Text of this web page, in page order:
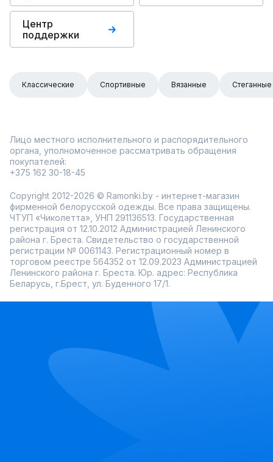
Центр
поддержки
Классические Спортивные Вязанные Стеганные
Лицо местного исполнительного и распорядительного
органа, уполномоченное рассматривать обращения
покупателей:
+375 162 30-18-45
Copyright 2012-2026 © Ramonki.by - интернет-магазин
фирменной белорусской одежды. Все права защищены.
ЧТУП «Чиколетта», УНП 291136513. Государственная
регистрация от 12.10.2012 Администрацией Ленинского
района г. Бреста. Свидетельство о государственной
регистрации № 0061143. Регистрационный номер в
торговом реестре 564352 от 12.09.2023 Администрацией
Ленинского района г. Бреста. Юр. адрес: Республика
Беларусь, г.Брест, ул. Буденного 17/1.